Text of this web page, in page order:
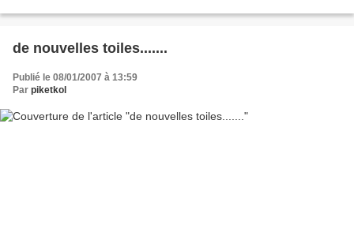
de nouvelles toiles.......
Publié le 08/01/2007 à 13:59
Par piketkol